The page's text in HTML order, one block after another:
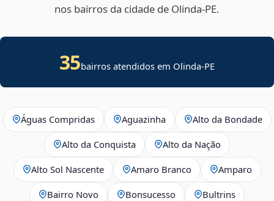
nos bairros da cidade de Olinda‑PE.
35bairros atendidos em Olinda-PE
Águas Compridas Aguazinha Alto da Bondade
Alto da Conquista Alto da Nação
Alto Sol Nascente Amaro Branco Amparo
Bairro Novo Bonsucesso Bultrins